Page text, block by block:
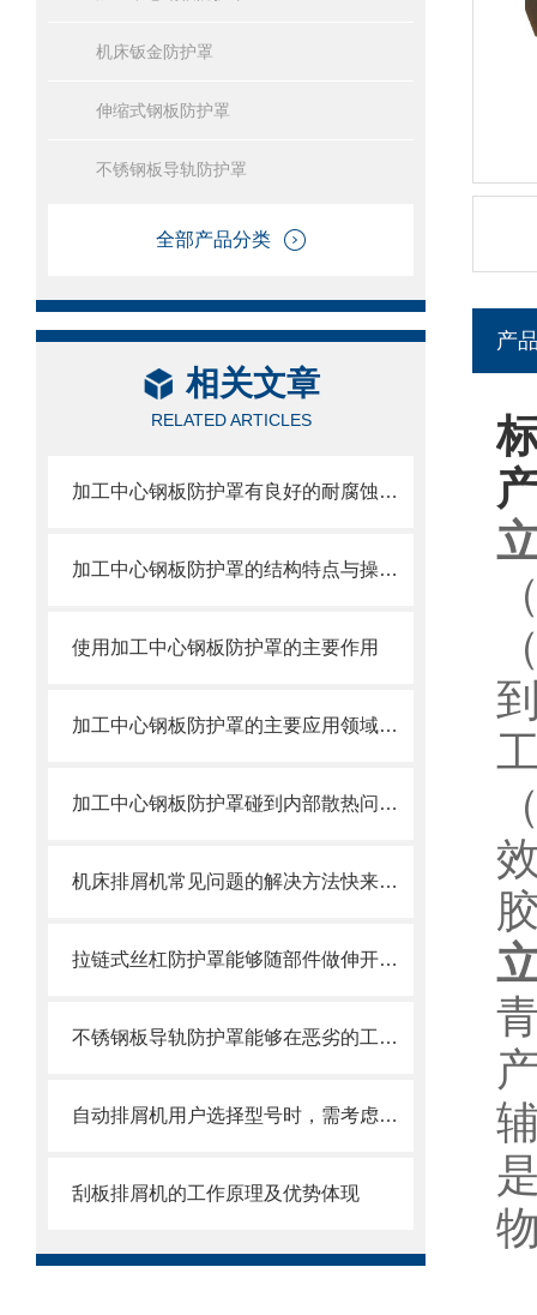
机床钣金防护罩
伸缩式钢板防护罩
不锈钢板导轨防护罩
全部产品分类
相关文章
RELATED ARTICLES
加工中心钢板防护罩有良好的耐腐蚀性，能在各种环境下长时间使用
加工中心钢板防护罩的结构特点与操作维护方式
使用加工中心钢板防护罩的主要作用
加工中心钢板防护罩的主要应用领域和产品的主要特性
加工中心钢板防护罩碰到内部散热问题改怎么办？这篇文章告诉你
机床排屑机常见问题的解决方法快来看看吧！
拉链式丝杠防护罩能够随部件做伸开或压缩运动
不锈钢板导轨防护罩能够在恶劣的工作环境中长期使用
自动排屑机用户选择型号时，需考虑哪些事项？
刮板排屑机的工作原理及优势体现
产